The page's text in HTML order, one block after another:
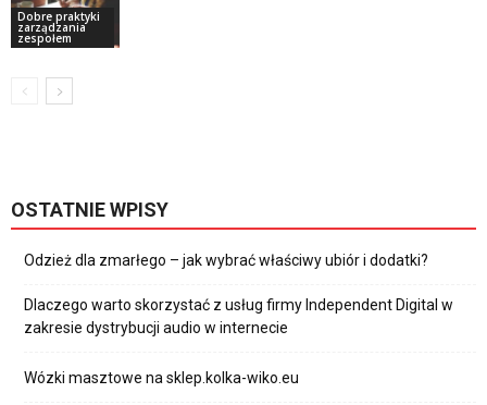
Dobre praktyki
zarządzania
zespołem
OSTATNIE WPISY
Odzież dla zmarłego – jak wybrać właściwy ubiór i dodatki?
Dlaczego warto skorzystać z usług firmy Independent Digital w
zakresie dystrybucji audio w internecie
Wózki masztowe na sklep.kolka-wiko.eu